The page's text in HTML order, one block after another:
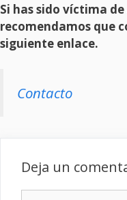
Si has sido víctima
recomendamos que
siguiente enlace.
Contacto
Deja un